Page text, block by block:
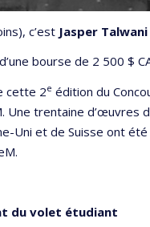
c’est Jasper
bourse de 2 500 $
cette 2e édition du
Une trentaine
Uni et de Suisse ont
du volet étudiant